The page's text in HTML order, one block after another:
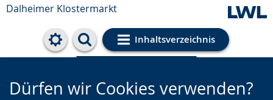
Dalheimer Klostermarkt
Inhaltsverzeichnis
Cookie-Einstellungen
Dürfen wir Cookies verwenden?